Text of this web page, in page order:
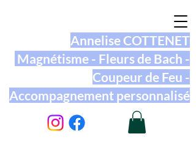
Annelise COTTENET
Magnétisme - Fleurs de Bach -
Coupeur de Feu -
Accompagnement personnalisé